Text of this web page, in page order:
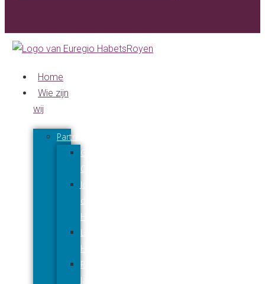
Home
Wie zijn
wij
Partners
Gerard
Creuëls
Joyce
den
Harder
Lars
Hendriks
Raymond
Jaeqx